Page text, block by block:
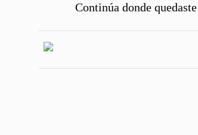
Continúa donde